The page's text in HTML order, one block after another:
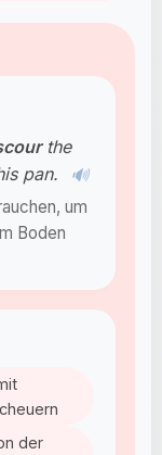
the
pan.
🔊
um
Boden
der